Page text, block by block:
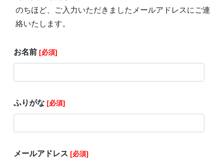
のちほど、ご入力いただきましたメールアドレスにご連
絡いたします。
お名前 [必須]
ふりがな [必須]
メールアドレス [必須]